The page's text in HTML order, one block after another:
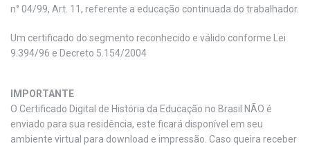
n° 04/99, Art. 11, referente a educação continuada do trabalhador.
Um certificado do segmento reconhecido e válido conforme Lei
9.394/96 e Decreto 5.154/2004
IMPORTANTE
O Certificado Digital de História da Educação no Brasil NÃO é
enviado para sua residência, este ficará disponível em seu
ambiente virtual para download e impressão. Caso queira receber